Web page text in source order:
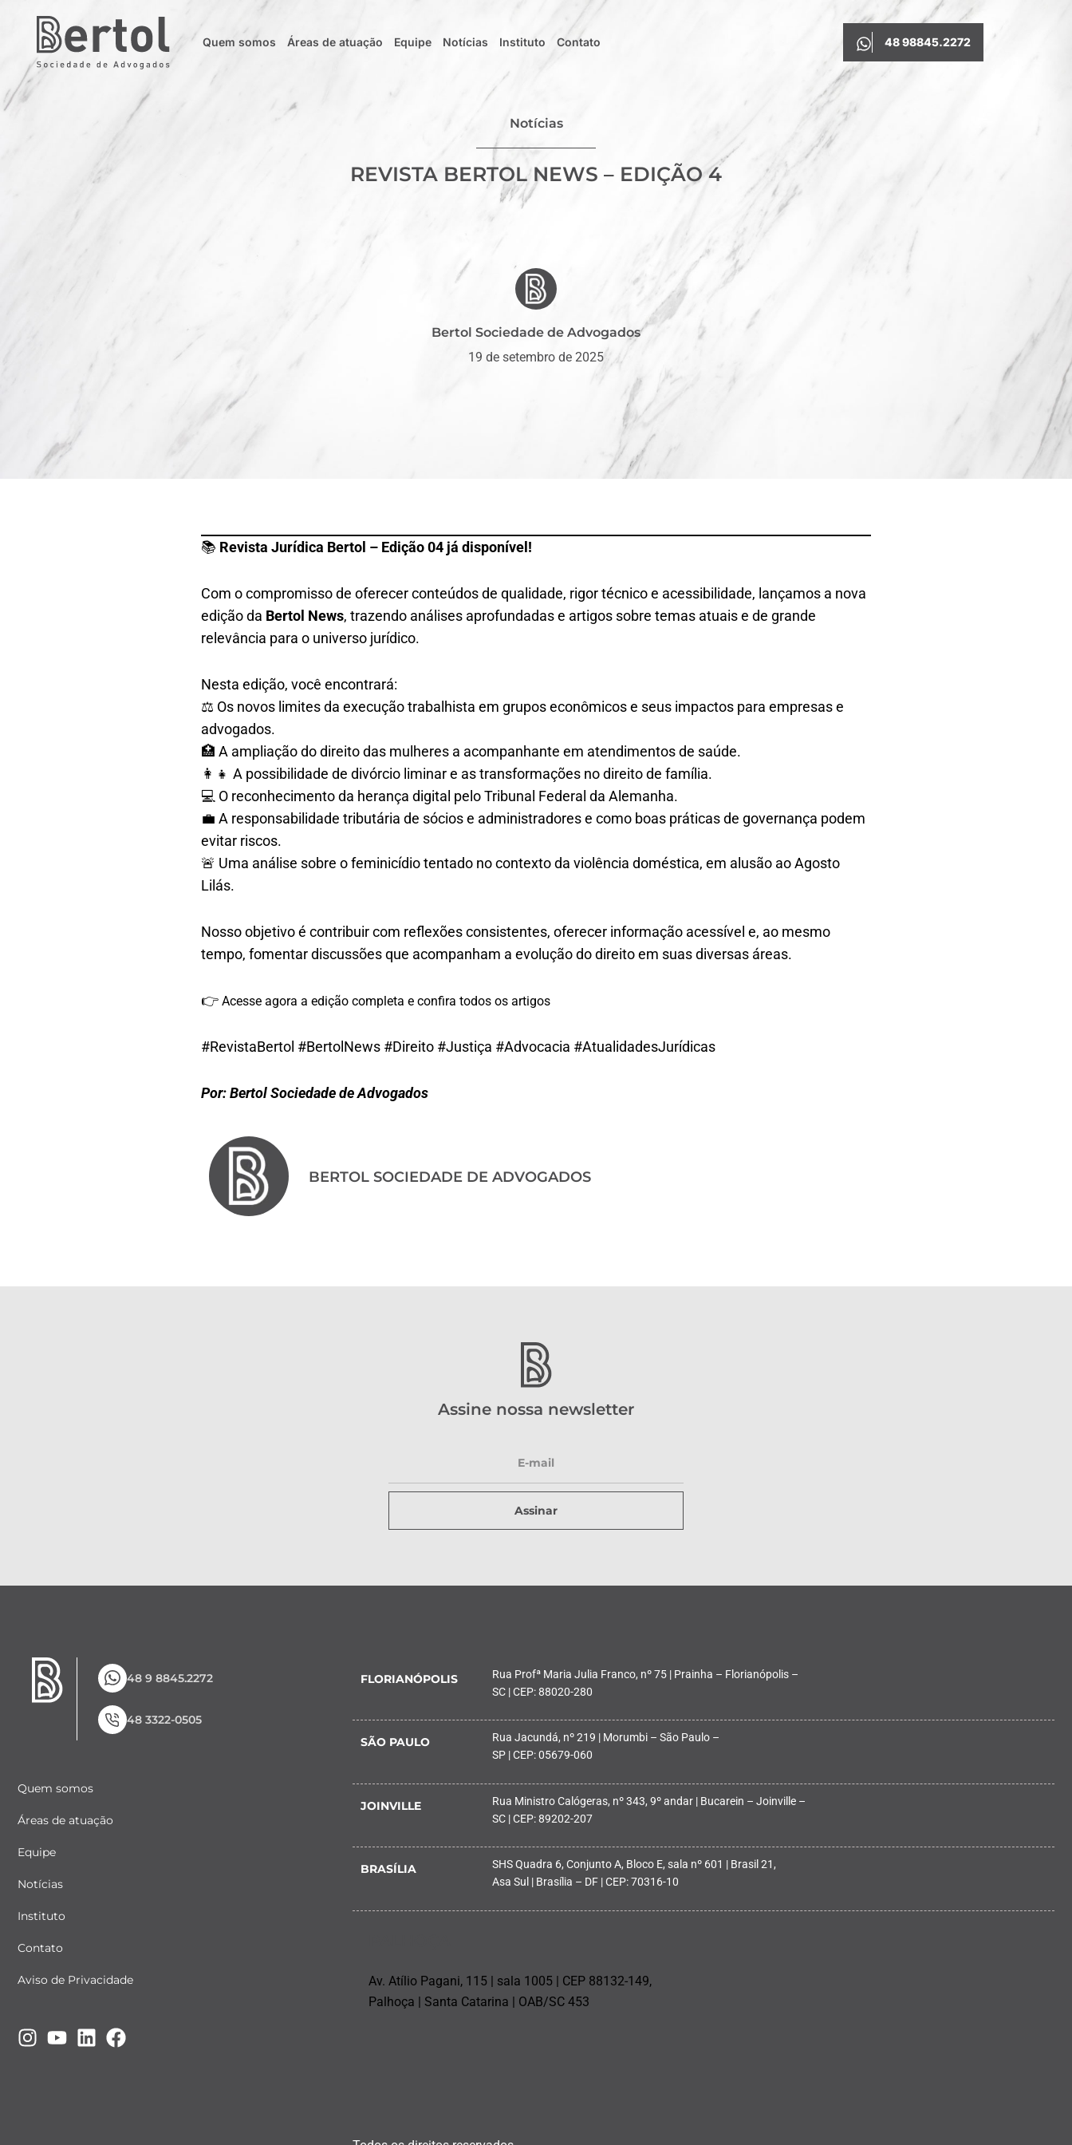
Quem somos Áreas de atuação Equipe Notícias Instituto Contato 48 98845.2272
Notícias
REVISTA BERTOL NEWS – EDIÇÃO 4
Bertol Sociedade de Advogados
19 de setembro de 2025
📚 Revista Jurídica Bertol – Edição 04 já disponível!
Com o compromisso de oferecer conteúdos de qualidade, rigor técnico e acessibilidade, lançamos a nova
edição da Bertol News, trazendo análises aprofundadas e artigos sobre temas atuais e de grande
relevância para o universo jurídico.
Nesta edição, você encontrará:
⚖️ Os novos limites da execução trabalhista em grupos econômicos e seus impactos para empresas e
advogados.
🏥 A ampliação do direito das mulheres a acompanhante em atendimentos de saúde.
👩‍👧 A possibilidade de divórcio liminar e as transformações no direito de família.
💻 O reconhecimento da herança digital pelo Tribunal Federal da Alemanha.
💼 A responsabilidade tributária de sócios e administradores e como boas práticas de governança podem
evitar riscos.
🚨 Uma análise sobre o feminicídio tentado no contexto da violência doméstica, em alusão ao Agosto
Lilás.
Nosso objetivo é contribuir com reflexões consistentes, oferecer informação acessível e, ao mesmo
tempo, fomentar discussões que acompanham a evolução do direito em suas diversas áreas.
👉 Acesse agora a edição completa e confira todos os artigos
#RevistaBertol #BertolNews #Direito #Justiça #Advocacia #AtualidadesJurídicas
Por: Bertol Sociedade de Advogados
BERTOL SOCIEDADE DE ADVOGADOS
Assine nossa newsletter
Assinar
48 9 8845.2272
48 3322-0505
Quem somos
Áreas de atuação
Equipe
Notícias
Instituto
Contato
Aviso de Privacidade
FLORIANÓPOLIS
Rua Profª Maria Julia Franco, nº 75 | Prainha – Florianópolis –
SC | CEP: 88020-280
SÃO PAULO
Rua Jacundá, nº 219 | Morumbi – São Paulo –
SP | CEP: 05679-060
JOINVILLE
Rua Ministro Calógeras, nº 343, 9º andar | Bucarein – Joinville –
SC | CEP: 89202-207
BRASÍLIA
SHS Quadra 6, Conjunto A, Bloco E, sala nº 601 | Brasil 21,
Asa Sul | Brasília – DF | CEP: 70316-10
Av. Atílio Pagani, 115 | sala 1005 | CEP 88132-149,
Palhoça | Santa Catarina | OAB/SC 453